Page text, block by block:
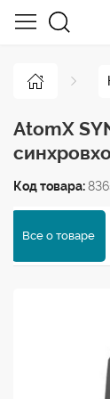
AtomX
Код товара:
Все о товаре